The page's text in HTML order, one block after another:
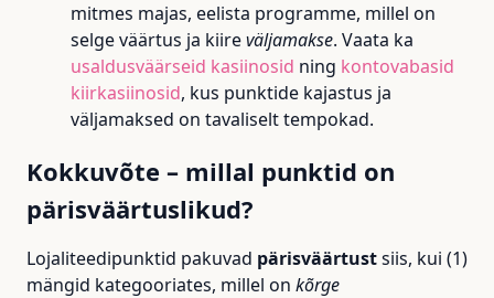
mitmes majas, eelista programme, millel on
selge väärtus ja kiireväljamakse. Vaata ka
usaldusväärseid kasiinosid ning kontovabasid
kiirkasiinosid, kus punktide kajastus ja
väljamaksed on tavaliselt tempokad.
Kokkuvõte – millal punktid on
pärisväärtuslikud?
Lojaliteedipunktid pakuvad pärisväärtustsiis, kui (1)
mängid kategooriates, millel on kõrge